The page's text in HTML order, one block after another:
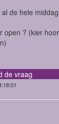
de hele
open ? (kier
de vraag